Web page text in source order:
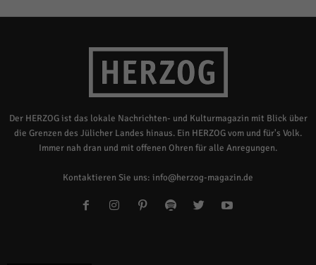
Der HERZOG ist das lokale Nachrichten- und Kulturmagazin mit Blick über
die Grenzen des Jülicher Landes hinaus. Ein HERZOG vom und für's Volk.
Immer nah dran und mit offenen Ohren für alle Anregungen.
Kontaktieren Sie uns: info@herzog-magazin.de